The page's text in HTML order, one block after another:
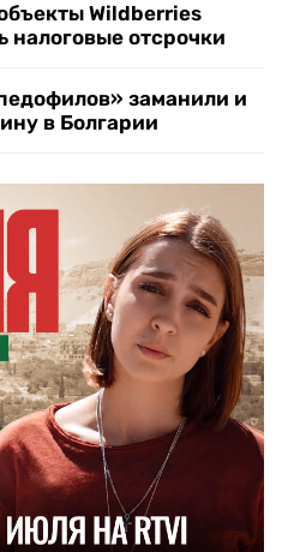
Wildberries
налоговые отсрочки
заманили и
в Болгарии